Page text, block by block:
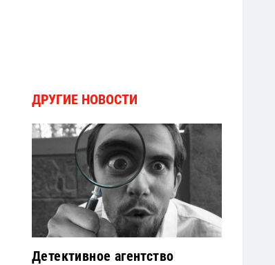
ДРУГИЕ НОВОСТИ
Детективное агентство